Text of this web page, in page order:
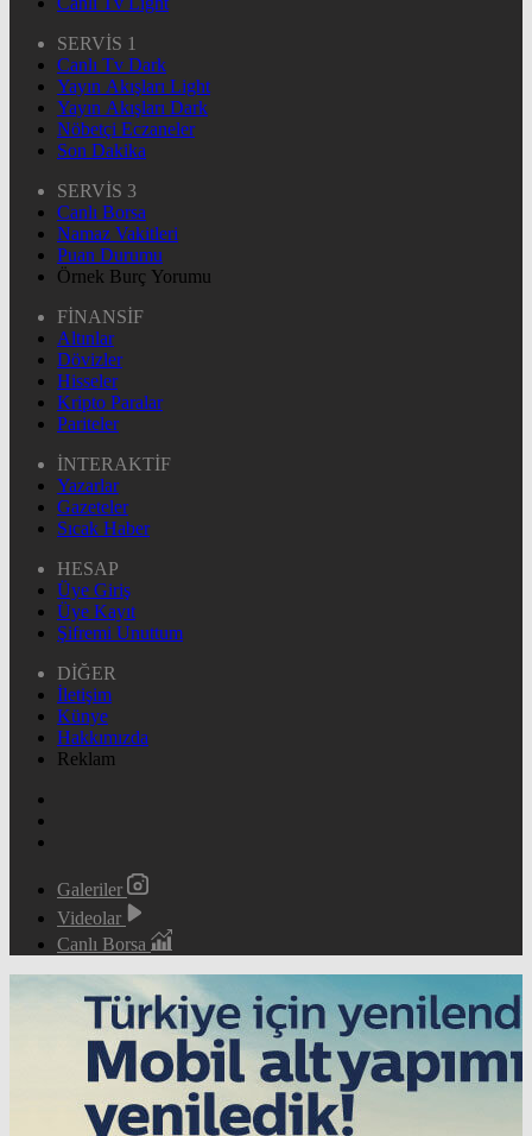
SERVİS 1
Canlı Tv Dark
Yayın Akışları Light
Yayın Akışları Dark
Nöbetçi Eczaneler
Son Dakika
SERVİS 3
Canlı Borsa
Namaz Vakitleri
Puan Durumu
Örnek Burç Yorumu
FİNANSİF
Altınlar
Dövizler
Hisseler
Kripto Paralar
Pariteler
İNTERAKTİF
Yazarlar
Gazeteler
Sıcak Haber
HESAP
Üye Giriş
Üye Kayıt
Şifremi Unuttum
DİĞER
İletişim
Künye
Hakkımızda
Reklam
Galeriler
Videolar
Canlı Borsa